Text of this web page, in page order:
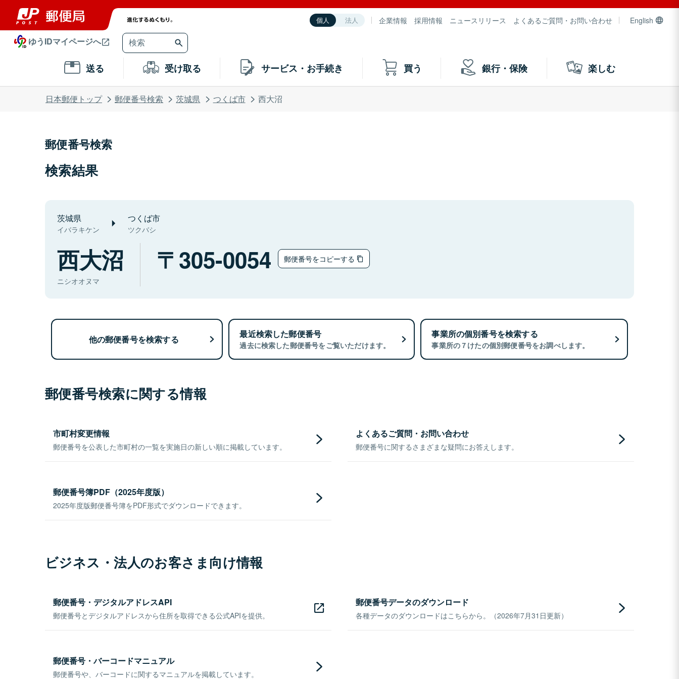
個人 法人 企業情報 採用情報 ニュースリリース よくあるご質問・お問い合わせ English
ゆうIDマイページへ
送る 受け取る サービス・お手続き 買う 銀行・保険 楽しむ
日本郵便トップ 郵便番号検索 茨城県 つくば市 西大沼
郵便番号検索
検索結果
茨城県
イバラキケン
つくば市
ツクバシ
西大沼
ニシオオヌマ
305-0054 郵便番号をコピーする
他の郵便番号を検索する 最近検索した郵便番号
過去に検索した郵便番号をご覧いただけます。
事業所の個別番号を検索する
事業所の７けたの個別郵便番号をお調べします。
郵便番号検索に関する情報
市町村変更情報
郵便番号を公表した市町村の一覧を実施日の新しい順に掲載しています。
よくあるご質問・お問い合わせ
郵便番号に関するさまざまな疑問にお答えします。
郵便番号簿PDF（2025年度版）
2025年度版郵便番号簿をPDF形式でダウンロードできます。
ビジネス・法人のお客さま向け情報
郵便番号・デジタルアドレスAPI
郵便番号とデジタルアドレスから住所を取得できる公式APIを提供。
郵便番号データのダウンロード
各種データのダウンロードはこちらから。（2026年7月31日更新）
郵便番号・バーコードマニュアル
郵便番号や、バーコードに関するマニュアルを掲載しています。